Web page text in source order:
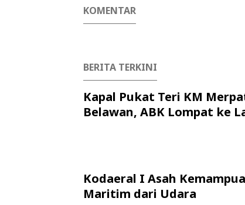
KOMENTAR
BERITA TERKINI
Kapal Pukat Teri KM
Belawan, ABK Lompat ke
Kodaeral I Asah
Maritim dari Udara